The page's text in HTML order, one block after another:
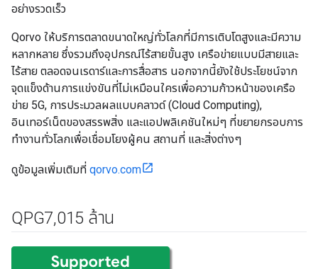
อย่างรวดเร็ว
Qorvo ให้บริการตลาดขนาดใหญ่ทั่วโลกที่มีการเติบโตสูงและมีความ
หลากหลาย ซึ่งรวมถึงอุปกรณ์ไร้สายขั้นสูง เครือข่ายแบบมีสายและ
ไร้สาย ตลอดจนเรดาร์และการสื่อสาร นอกจากนี้ยังใช้ประโยชน์จาก
จุดแข็งด้านการแข่งขันที่ไม่เหมือนใครเพื่อความก้าวหน้าของเครือ
ข่าย 5G, การประมวลผลแบบคลาวด์ (Cloud Computing),
อินเทอร์เน็ตของสรรพสิ่ง และแอปพลิเคชันใหม่ๆ ที่ขยายกรอบการ
ทำงานทั่วโลกเพื่อเชื่อมโยงผู้คน สถานที่ และสิ่งต่างๆ
ดูข้อมูลเพิ่มเติมที่ qorvo.com
QPG7,015 ล้าน